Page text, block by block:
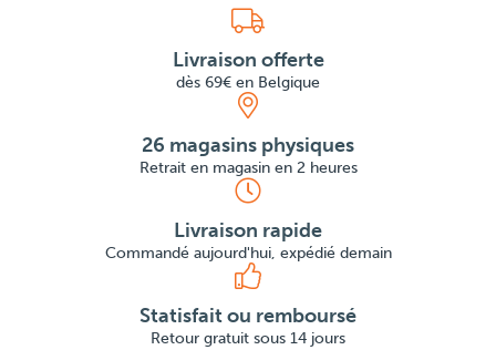
Livraison offerte
dès 69€ en Belgique
26 magasins physiques
Retrait en magasin en 2 heures
Livraison rapide
Commandé aujourd'hui, expédié demain
Statisfait ou remboursé
Retour gratuit sous 14 jours